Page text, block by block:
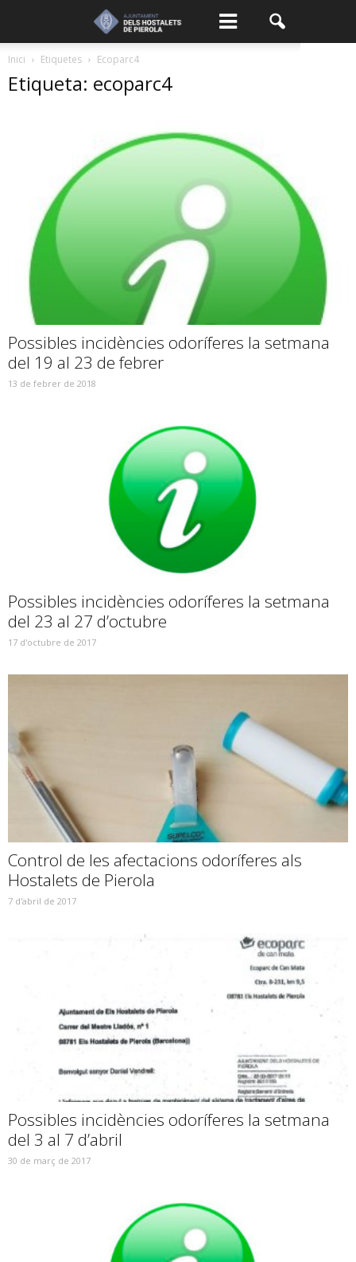
Inici Etiquetes Ecoparc4
Etiqueta: ecoparc4
Possibles incidències odoríferes la setmana
del 19 al 23 de febrer
13 de febrer de 2018
Possibles incidències odoríferes la setmana
del 23 al 27 d’octubre
17 d'octubre de 2017
Control de les afectacions odoríferes als
Hostalets de Pierola
7 d'abril de 2017
Possibles incidències odoríferes la setmana
del 3 al 7 d’abril
30 de març de 2017